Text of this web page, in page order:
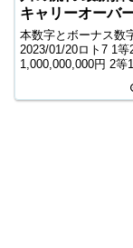
キャリーオーバ
1,323,589,725円
本数字とボーナス数
2023/01/20ロト7 1等
1,000,000,000円 2等
4等10,164口 8,100円